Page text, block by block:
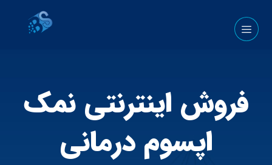
فروش اینترنتی نمک
اپسوم درمانی